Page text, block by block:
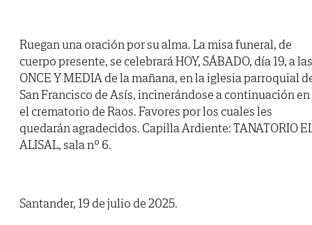
Ruegan una oración por su alma. La misa funeral, de
cuerpo presente, se celebrará HOY, SÁBADO, día 19, a las
ONCE Y MEDIA de la mañana, en la iglesia parroquial
San Francisco de Asís, incinerándose a continuación en
el crematorio de Raos. Favores por los cuales les
quedarán agradecidos. Capilla Ardiente: TANATORIO
ALISAL, sala nº 6.
Santander, 19 de julio de 2025.